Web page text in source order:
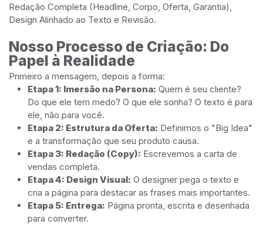
Redação Completa (Headline, Corpo, Oferta, Garantia),
Design Alinhado ao Texto e Revisão.
Nosso Processo de Criação: Do
Papel à Realidade
Primeiro a mensagem, depois a forma:
Etapa 1: Imersão na Persona: Quem é seu cliente?
Do que ele tem medo? O que ele sonha? O texto é para
ele, não para você.
Etapa 2: Estrutura da Oferta: Definimos o "Big Idea"
e a transformação que seu produto causa.
Etapa 3: Redação (Copy): Escrevemos a carta de
vendas completa.
Etapa 4: Design Visual: O designer pega o texto e
cria a página para destacar as frases mais importantes.
Etapa 5: Entrega: Página pronta, escrita e desenhada
para converter.